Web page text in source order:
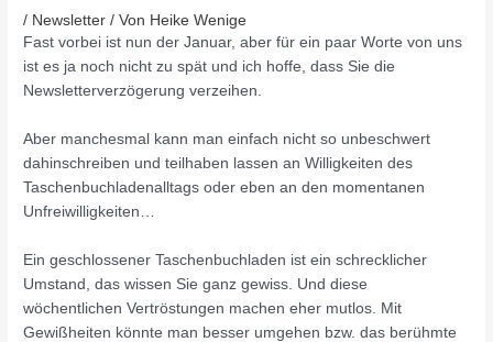
/ Newsletter / Von Heike Wenige
Fast vorbei ist nun der Januar, aber für ein paar Worte von uns
ist es ja noch nicht zu spät und ich hoffe, dass Sie die
Newsletterverzögerung verzeihen.
Aber manchesmal kann man einfach nicht so unbeschwert
dahinschreiben und teilhaben lassen an Willigkeiten des
Taschenbuchladenalltags oder eben an den momentanen
Unfreiwilligkeiten…
Ein geschlossener Taschenbuchladen ist ein schrecklicher
Umstand, das wissen Sie ganz gewiss. Und diese
wöchentlichen Vertröstungen machen eher mutlos. Mit
Gewißheiten könnte man besser umgehen bzw. das berühmte